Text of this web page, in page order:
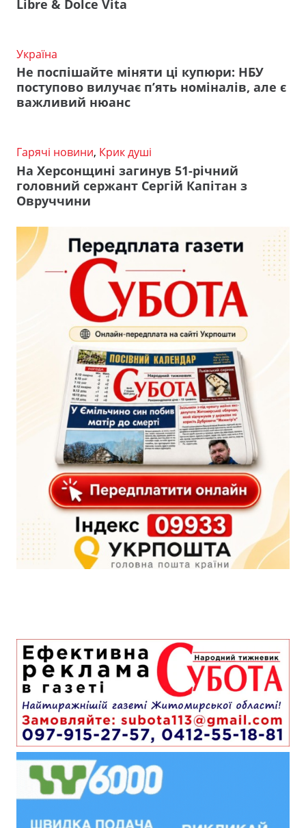
Libre & Dolce Vita
Україна
Не поспішайте міняти ці купюри: НБУ
поступово вилучає п’ять номіналів, але є
важливий нюанс
Гарячі новини, Крик душі
На Херсонщині загинув 51-річний
головний сержант Сергій Капітан з
Овруччини